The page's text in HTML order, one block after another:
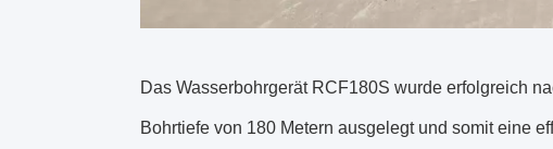
Das Wasserbohrgerät RCF180S wurde erfolgreich
Bohrtiefe von 180 Metern ausgelegt und somit eine